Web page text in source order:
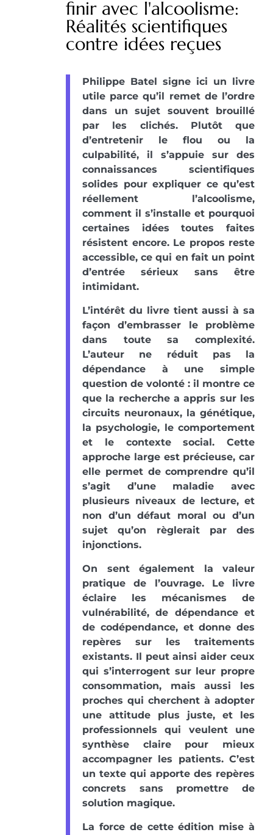
finir avec l'alcoolisme:
Réalités scientifiques
contre idées reçues
Philippe Batel signe ici un livre
utile parce qu’il remet de l’ordre
dans un sujet souvent brouillé
par les clichés. Plutôt que
d’entretenir le flou ou la
culpabilité, il s’appuie sur des
connaissances scientifiques
solides pour expliquer ce qu’est
réellement l’alcoolisme,
comment il s’installe et pourquoi
certaines idées toutes faites
résistent encore. Le propos reste
accessible, ce qui en fait un point
d’entrée sérieux sans être
intimidant.
L’intérêt du livre tient aussi à sa
façon d’embrasser le problème
dans toute sa complexité.
L’auteur ne réduit pas la
dépendance à une simple
question de volonté : il montre ce
que la recherche a appris sur les
circuits neuronaux, la génétique,
la psychologie, le comportement
et le contexte social. Cette
approche large est précieuse, car
elle permet de comprendre qu’il
s’agit d’une maladie avec
plusieurs niveaux de lecture, et
non d’un défaut moral ou d’un
sujet qu’on règlerait par des
injonctions.
On sent également la valeur
pratique de l’ouvrage. Le livre
éclaire les mécanismes de
vulnérabilité, de dépendance et
de codépendance, et donne des
repères sur les traitements
existants. Il peut ainsi aider ceux
qui s’interrogent sur leur propre
consommation, mais aussi les
proches qui cherchent à adopter
une attitude plus juste, et les
professionnels qui veulent une
synthèse claire pour mieux
accompagner les patients. C’est
un texte qui apporte des repères
concrets sans promettre de
solution magique.
La force de cette édition mise à